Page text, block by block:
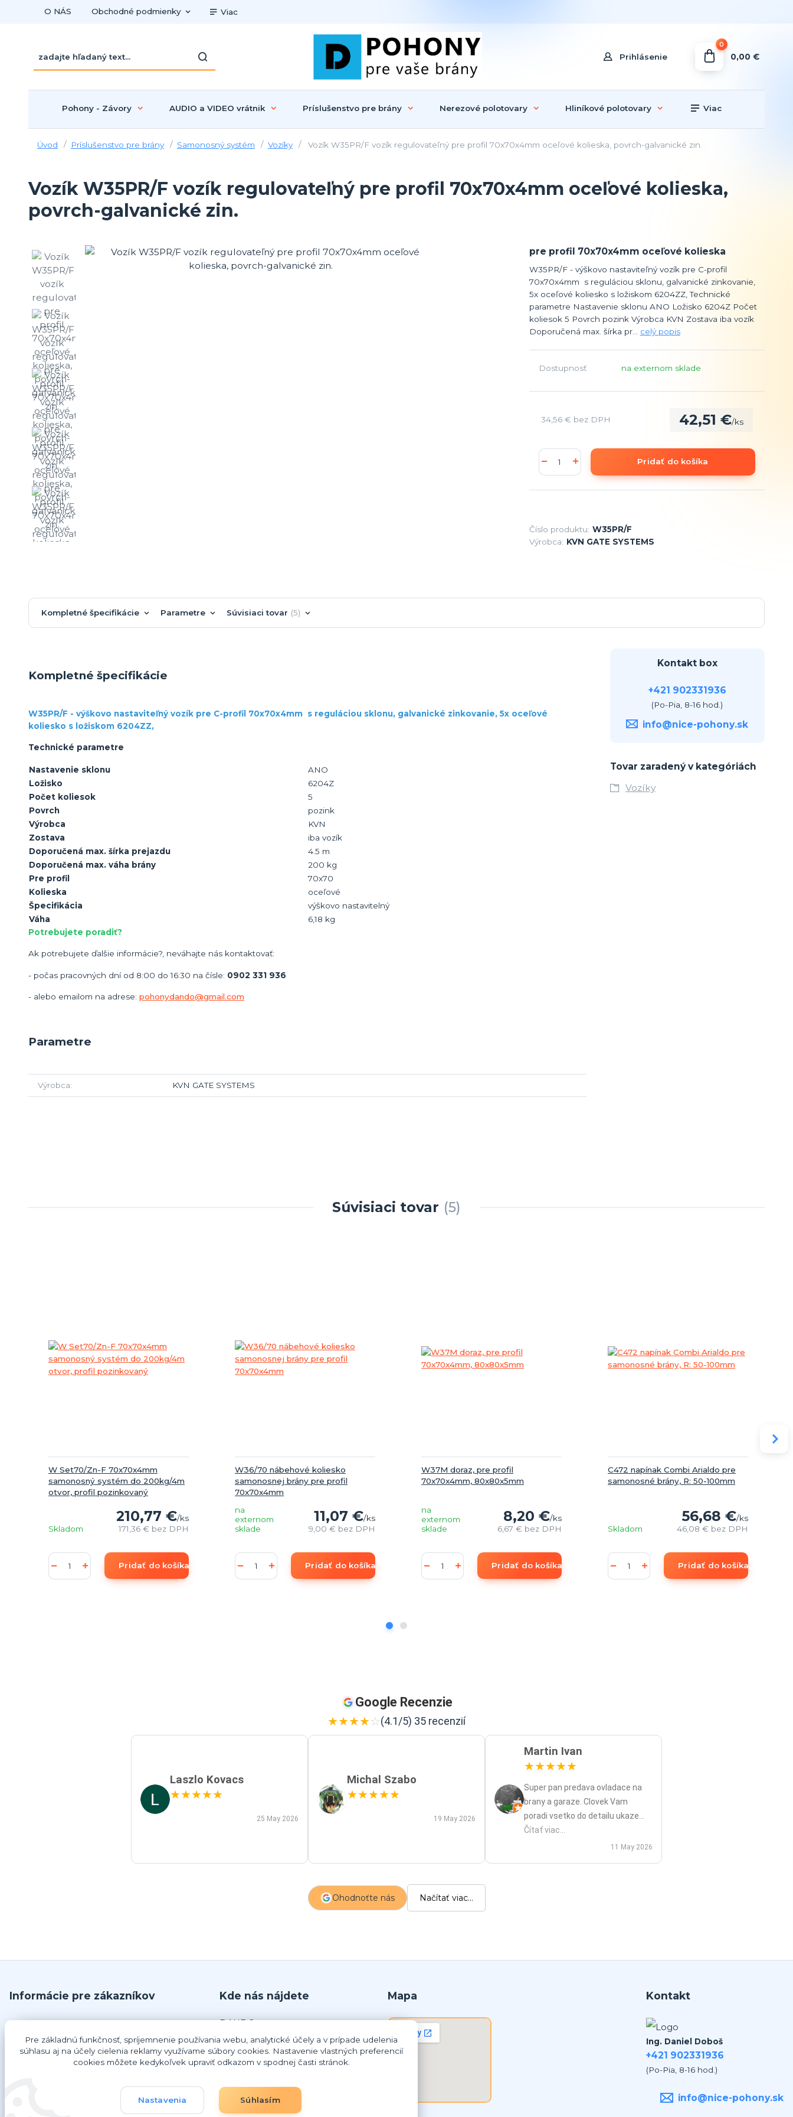
O NÁS Obchodné podmienky Viac
Prihlásenie
0
0,00 €
Pohony - Závory AUDIO a VIDEO vrátnik Príslušenstvo pre brány Nerezové polotovary Hliníkové polotovary Viac
Úvod Príslušenstvo pre brány Samonosný systém Vozíky Vozík W35PR/F vozík regulovateľný pre profil 70x70x4mm oceľové kolieska, povrch-galvanické zin.
Vozík W35PR/F vozík regulovateľný pre profil 70x70x4mm oceľové kolieska,
povrch-galvanické zin.
pre profil 70x70x4mm oceľové kolieska
W35PR/F - výškovo nastaviteľný vozík pre C-profil
70x70x4mm s reguláciou sklonu, galvanické zinkovanie,
5x oceľové koliesko s ložiskom 6204ZZ, Technické
parametre Nastavenie sklonu ANO Ložisko 6204Z Počet
koliesok 5 Povrch pozink Výrobca KVN Zostava iba vozík
Doporučená max. šírka pr... celý popis
Dostupnosť na externom sklade
42,51 €/ks
34,56 € bez DPH
Pridať do košíka
Číslo produktu: W35PR/F
Výrobca: KVN GATE SYSTEMS
Kompletné špecifikácie Parametre Súvisiaci tovar 5
Kompletné špecifikácie
W35PR/F - výškovo nastaviteľný vozík pre C-profil 70x70x4mm s reguláciou sklonu, galvanické zinkovanie, 5x oceľové
koliesko s ložiskom 6204ZZ,
Technické parametre
Nastavenie sklonu
ANO
Ložisko
6204Z
Počet koliesok
5
Povrch
pozink
Výrobca
KVN
Zostava
iba vozík
Doporučená max. šírka prejazdu
4.5 m
Doporučená max. váha brány
200 kg
Pre profil
70x70
Kolieska
oceľové
Špecifikácia
výškovo nastavitelný
Váha
6,18 kg
Potrebujete poradiť?
Ak potrebujete ďalšie informácie?, neváhajte nás kontaktovať:
- počas pracovných dní od 8:00 do 16:30 na čísle: 0902 331 936
- alebo emailom na adrese: pohonydando@gmail.com
Parametre
Výrobca KVN GATE SYSTEMS
Kontakt box
+421 902331936
(Po-Pia, 8-16 hod.)
info@nice-pohony.sk
Tovar zaradený v kategóriách
Vozíky
Súvisiaci tovar 5
W Set70/Zn-F 70x70x4mm
samonosný systém do 200kg/4m
otvor, profil pozinkovaný
210,77 €/ks
171,36 € bez DPH
Skladom
Pridať do košíka
W36/70 nábehové koliesko
samonosnej brány pre profil
70x70x4mm
11,07 €/ks
9,00 € bez DPH
na
externom
sklade
Pridať do košíka
W37M doraz, pre profil
70x70x4mm, 80x80x5mm
8,20 €/ks
6,67 € bez DPH
na
externom
sklade
Pridať do košíka
C472 napínak Combi Arialdo pre
samonosné brány, R: 50-100mm
56,68 €/ks
46,08 € bez DPH
Skladom
Pridať do košíka
Google Recenzie
★★★★☆(4.1/5) 35 recenzií
Laszlo Kovacs
★★★★★
25 May 2026
Michal Szabo
★★★★★
19 May 2026
Martin Ivan
★★★★★
Super pan predava ovladace na
brany a garaze. Clovek Vam
poradi vsetko do detailu ukaze
popripade nadstavy priamo na
mieste a ked uz nahodou to nejde
Čítať viac...
11 May 2026
Ohodnoťte nás Načítať viac...
Informácie pre zákazníkov
Obchodné podmienky
Odstúpenie od zmluvy
Kde nás nájdete
DANDO, s.r.o.
č.679
925 63 Dolná Streda
DIČ: 2023837948
IČ DPH: SK2023837948
Mapa Kontakt
Ing. Daniel Doboš
+421 902331936
(Po-Pia, 8-16 hod.)
info@nice-pohony.sk
Pre základnú funkčnosť, spríjemnenie používania webu, analytické účely a v prípade udelenia
súhlasu aj na účely cielenia reklamy využívame súbory cookies. Nastavenie vlastných preferencií
cookies môžete kedykoľvek upraviť odkazom v spodnej časti stránok.
Nastavenia Súhlasím